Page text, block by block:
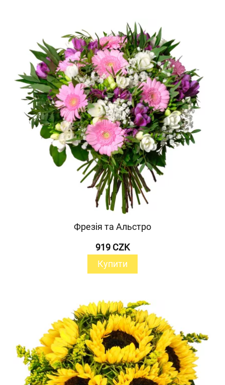
Фрезія та Альстро
919 CZK
Купити